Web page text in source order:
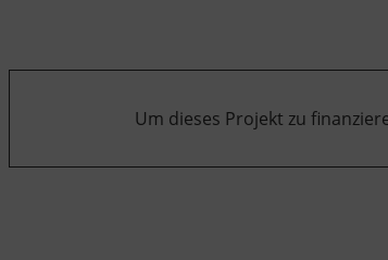
Um dieses Projekt zu